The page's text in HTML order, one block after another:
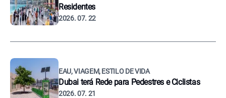
Residentes
2026. 07. 22
EAU, VIAGEM, ESTILO DE VIDA
Dubai terá Rede para Pedestres e Ciclistas
2026. 07. 21